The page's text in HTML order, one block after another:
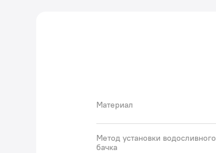
Материал
Метод установки водосливного
бачка